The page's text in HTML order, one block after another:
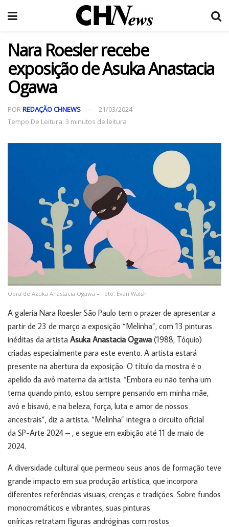
Nara Roesler recebe
exposição de Asuka Anastacia
Ogawa
PORREDAÇÃO CHNEWS
21/03/2024
Tempo De Leitura: 3 minutos de leitura
Obra de Azuka Anastacia Ogawa – Foto: Evan Walsh
A galeria Nara Roesler São Paulo tem o prazer de apresentar a
partir de 23 de março a exposição “Melinha”, com 13 pinturas
inéditas da artista Asuka Anastacia Ogawa (1988, Tóquio)
criadas especialmente para este evento. A artista estará
presente na abertura da exposição. O título da mostra é o
apelido da avó materna da artista. “Embora eu não tenha um
tema quando pinto, estou sempre pensando em minha mãe,
avó e bisavó, e na beleza, força, luta e amor de nossos
ancestrais”, diz a artista. “Melinha” integra o circuito oficial
da SP-Arte 2024 – , e segue em exibição até 11 de maio de
2024.
A diversidade cultural que permeou seus anos de formação teve
grande impacto em sua produção artística, que incorpora
diferentes referências visuais, crenças e tradições. Sobre fundos
monocromáticos e vibrantes, suas pinturas
oníricas retratam figuras andróginas com rostos